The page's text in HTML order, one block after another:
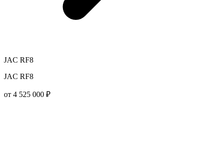
JAC RF8
JAC RF8
от 4 525 000 ₽